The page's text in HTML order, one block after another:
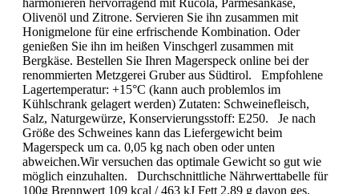
Olivenöl und Zitrone. Servieren Sie ihn zusammen mit
Honigmelone für eine erfrischende Kombination. Oder
genießen Sie ihn im heißen Vinschgerl zusammen mit
Bergkäse. Bestellen Sie Ihren Magerspeck online bei der
renommierten Metzgerei Gruber aus Südtirol. Empfohlene
Lagertemperatur: +15°C (kann auch problemlos im
Kühlschrank gelagert werden) Zutaten: Schweinefleisch,
Salz, Naturgewürze, Konservierungsstoff: E250. Je nach
Größe des Schweines kann das Liefergewicht beim
Magerspeck um ca. 0,05 kg nach oben oder unten
abweichen.Wir versuchen das optimale Gewicht so gut wie
möglich einzuhalten. Durchschnittliche Nährwerttabelle für
100g Brennwert 109 kcal / 463 kJ Fett 2,89 g davon ges.